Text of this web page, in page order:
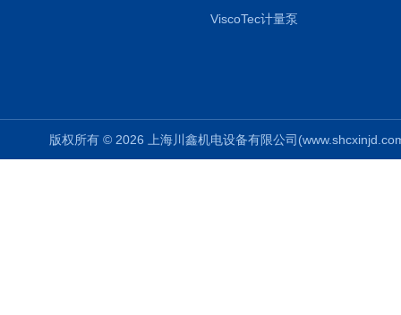
ViscoTec计量泵
版权所有 © 2026 上海川鑫机电设备有限公司